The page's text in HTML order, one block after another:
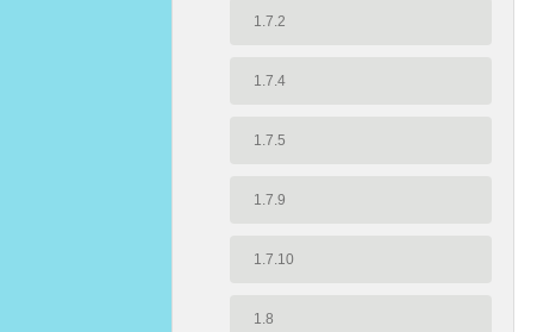
1.7.2
1.7.4
1.7.5
1.7.9
1.7.10
1.8